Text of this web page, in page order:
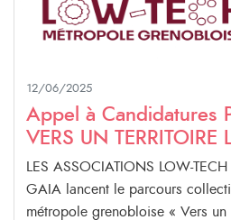
12/06/2025
Appel à Candidatures
VERS UN TERRITOIRE
LES ASSOCIATIONS LOW-
GAIA lancent le parcours
métropole grenobloise « Vers